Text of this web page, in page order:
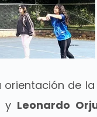
orientación de
y Leonardo